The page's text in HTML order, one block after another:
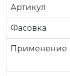
Артикул
Фасовка
Применение